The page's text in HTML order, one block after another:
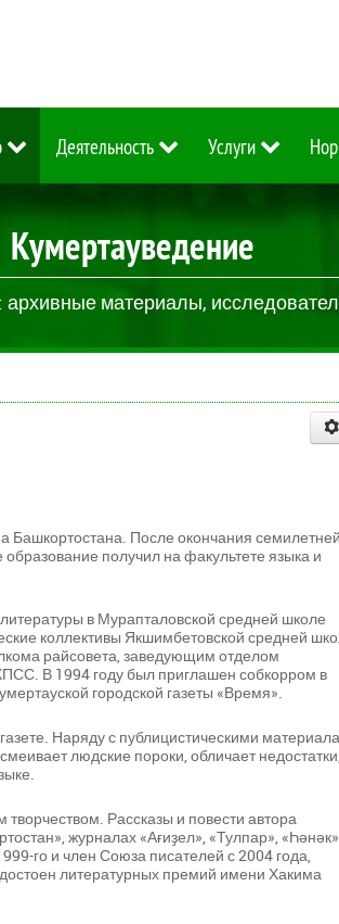
Деятельность Услуги
Кумертауведение
материалы,
Башкортостана. После окончания семилетней
получил на факультете языка и
в Мурапталовской средней школе
коллективы Якшимбетовской средней
райсовета, заведующим отделом
В 1994 году был приглашен собкорром в
городской газеты «Время».
Наряду с публицистическими
людские пороки, обличает
Рассказы и повести автора
журналах «Ағиҙел», «Тулпар»,
го и член Союза писателей с 2004 года,
литературных премий имени Хакима